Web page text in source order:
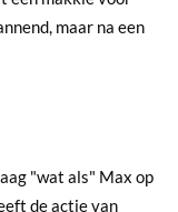
maar na een
"wat als" Max op
de actie van